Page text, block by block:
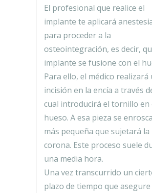
El profesional que realice el
implante te aplicará
para proceder a la
osteointegración, es decir,
implante se fusione con el
Para ello, el médico realizará
incisión en la encía a través
cual introducirá el tornillo en
hueso. A esa pieza se
más pequeña que sujetará la
corona. Este proceso suele
una media hora.
Una vez transcurrido un
plazo de tiempo que asegure